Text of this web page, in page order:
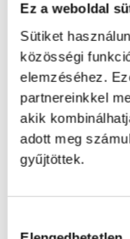
Ez a weboldal
Sütiket
közösségi
elemzéséhez.
partnereinkkel
akik
adott meg
gyűjtöttek.
A magyar
is
folytatja